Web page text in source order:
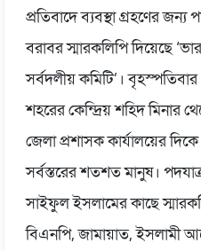
প্রতিবাদে ব্যবস্থা গ্রহণের জন্য
বরাবর স্মারকলিপি দিয়েছে
সর্বদলীয় কমিটি’।
শহরের কেন্দ্রিয় শহিদ মিনার
জেলা প্রশাসক কার্যালয়ের
সর্বস্তরের শতশত মানুষ।
সাইফুল ইসলামের কাছে
বিএনপি, জামায়াত,